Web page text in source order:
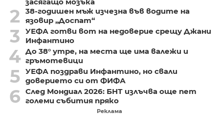
2
38-годишен мъж изчезна във водите на
язовир „Доспат“
3
УЕФА готви вот на недоверие срещу Джани
Инфантино
4 До 38° утре, на места ще има валежи и
гръмотевици
5 УЕФА поздрави Инфантино, но свали
доверието си от ФИФА
6 След Мондиал 2026: БНТ излъчва още пет
големи събития пряко
Реклама